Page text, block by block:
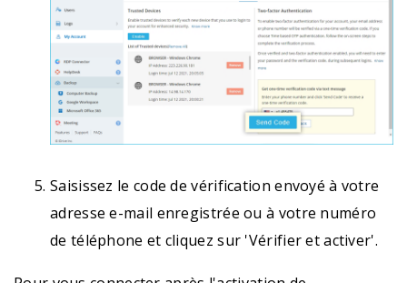
Saisissez le code de vérification envoyé à votre
adresse e-mail enregistrée ou à votre numéro
de téléphone et cliquez sur 'Vérifier et activer'.